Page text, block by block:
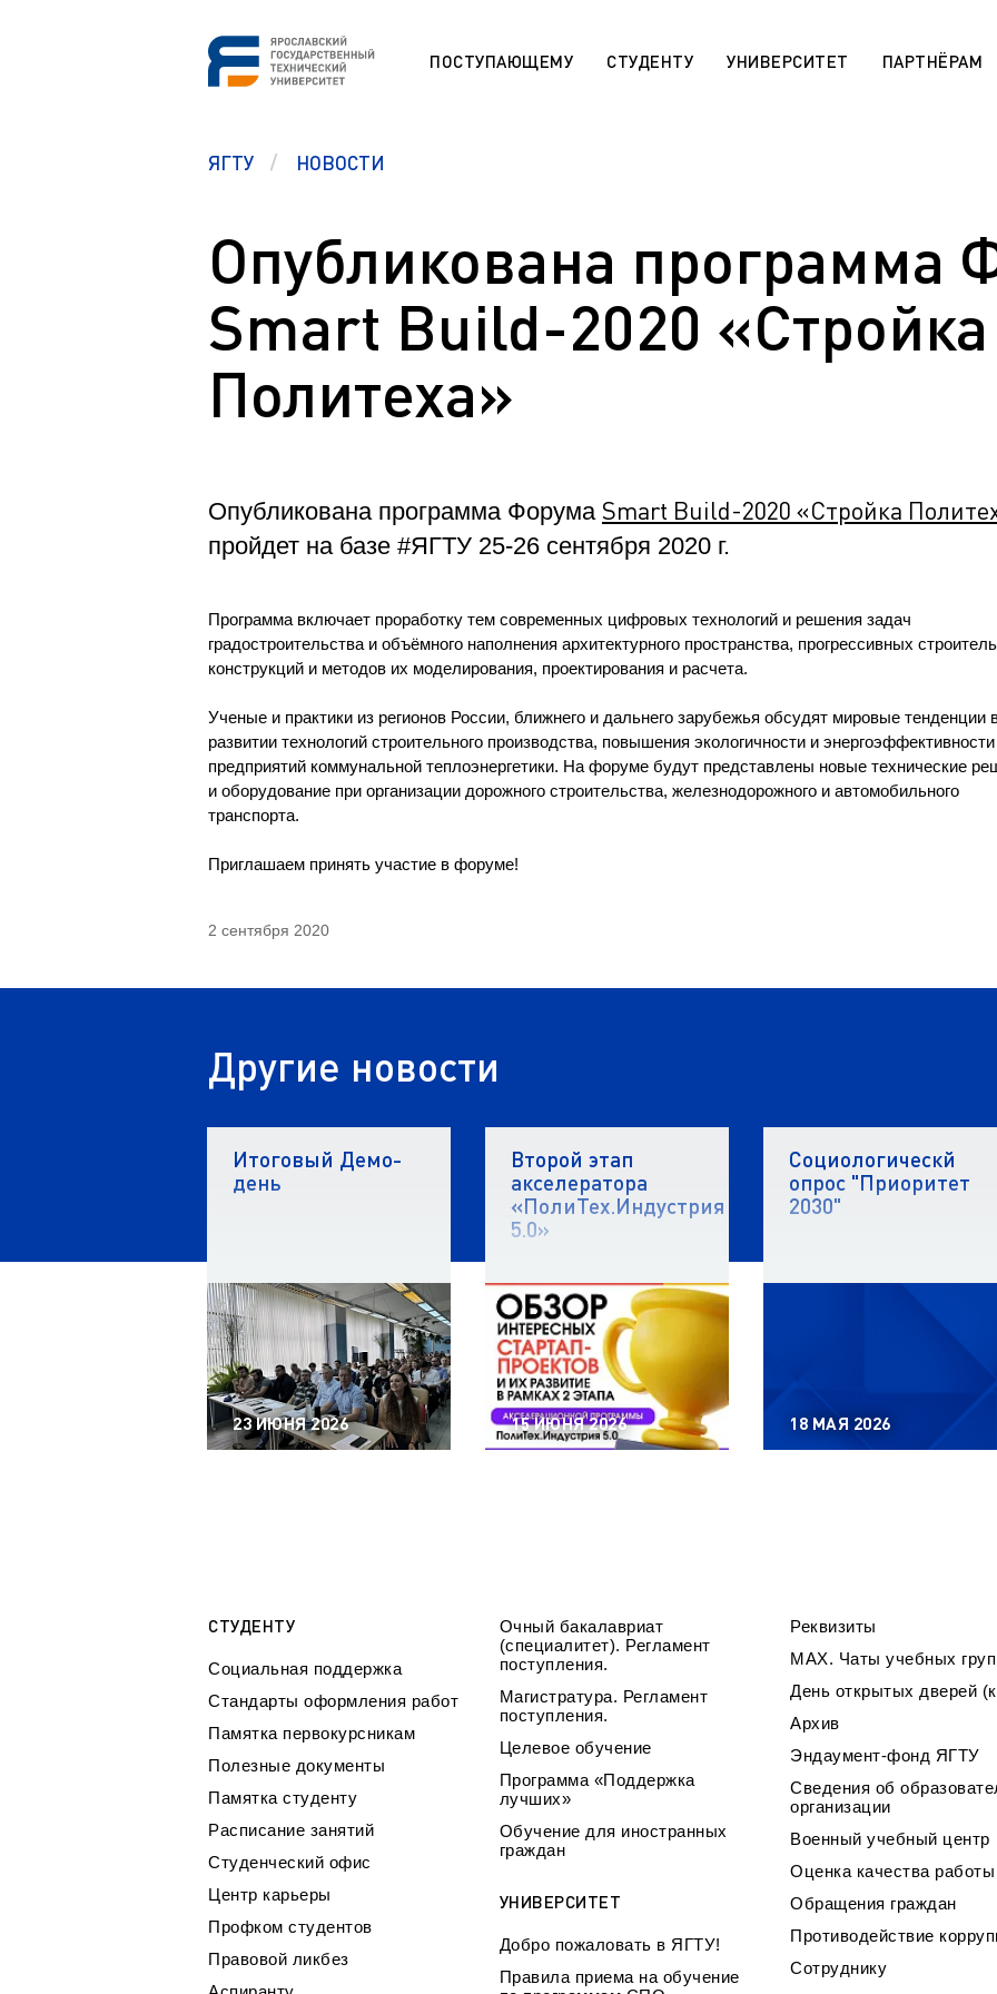
Памятка первокурсникам
Социальная поддержка
Стандарты оформления работ
Расписание занятий
Section préparatoire pour les étudiants
étrangers (Fr)
Studium für die ausländischen Bürger (De)
Vorbereitungsabteilung für die
ausländischen Bürger (De)
Preparation programs for international
students (En)
Магистратура. Регламент поступления.
Заочный бакалавриат (специалитет).
Регламент поступления.
День открытых дверей
Архив
Правила приема на обучение
программам СПО
Научно-техническая
Наука
Реквизиты
ПОСТУПАЮЩЕМУ СТУДЕНТУ УНИВЕРСИТЕТ ПАРТНЁРАМ
ЯГТУ НОВОСТИ
Опубликована программа
Smart Build-2020 «Стройка
Политеха»
Опубликована программа Форума Smart Build-2020 «Стройка
пройдет на базе #ЯГТУ 25-26 сентября 2020 г.
Программа включает проработку тем современных цифровых технологий и решения задач
градостроительства и объёмного наполнения архитектурного пространства, прогрессивных
конструкций и методов их моделирования, проектирования и расчета.
Ученые и практики из регионов России, ближнего и дальнего зарубежья обсудят мировые тенденции
развитии технологий строительного производства, повышения экологичности и энергоэффективности
предприятий коммунальной теплоэнергетики. На форуме будут представлены новые технические
и оборудование при организации дорожного строительства, железнодорожного и автомобильного
транспорта.
Приглашаем принять участие в форуме!
2 сентября 2020
Другие новости
Итоговый Демо-
день
23 ИЮНЯ 2026
Второй этап
акселератора
«ПолиТех.Индустрия
5.0»
15 ИЮНЯ 2026
Социологическй
опрос "Приоритет
2030"
18 МАЯ 2026
СТУДЕНТУ
Социальная поддержка
Стандарты оформления работ
Памятка первокурсникам
Полезные документы
Памятка студенту
Расписание занятий
Студенческий офис
Центр карьеры
Профком студентов
Правовой ликбез
Очный бакалавриат
(специалитет). Регламент
поступления.
Магистратура. Регламент
поступления.
Целевое обучение
Программа «Поддержка
лучших»
Обучение для иностранных
граждан
УНИВЕРСИТЕТ
Добро пожаловать в ЯГТУ!
Правила приема на обучение
Реквизиты
МАХ. Чаты учебных
День открытых дверей
Архив
Эндаумент-фонд ЯГТУ
Сведения об
организации
Военный учебный центр
Оценка качества
Обращения граждан
Противодействие
Сотруднику